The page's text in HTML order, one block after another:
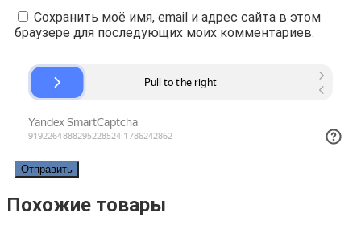
Сохранить моё имя, email и адрес сайта в этом
браузере для последующих моих комментариев.
Похожие товары